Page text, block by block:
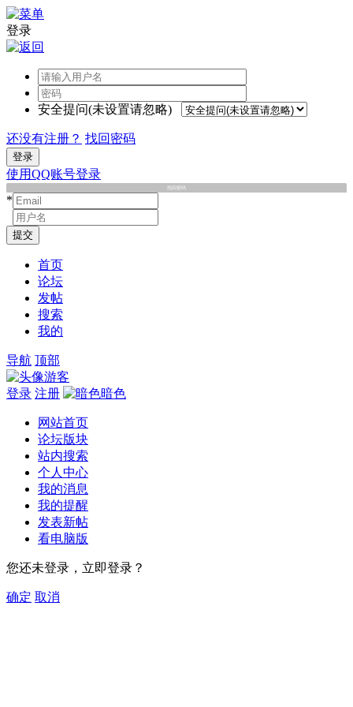
登录
安全提问(未设置请忽略)
还没有注册？ 找回密码
登录
使用QQ账号登录
找回密码
*
提交
首页
论坛
发帖
搜索
我的
导航 顶部
游客
登录 注册 暗色
网站首页
论坛版块
站内搜索
个人中心
我的消息
我的提醒
发表新帖
看电脑版
您还未登录，立即登录？
确定 取消